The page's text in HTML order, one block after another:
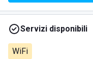
Servizi disponibili
WiFi